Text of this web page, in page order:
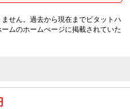
せん。過去から現在までピタットハ
ムのホームぺージに掲載されていた